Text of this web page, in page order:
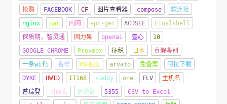
抢购
FACEBOOK CF 图片查看器 compose
软连接
nginx
mac 内网 apt-get ACDSEE
Finalshell
保质期，智灵通
固力果 openai 壹心
10
GOOGLE CHROME
Proxmox 征税 日本
真假鉴别
一条wifi
番号 XSHELL arvato 免备案
阿拉下载
DYKE
HWID IT168 caddy one FLV
主机名
普瑞登
贝康安 足浴盆 5355
CSV to Excel